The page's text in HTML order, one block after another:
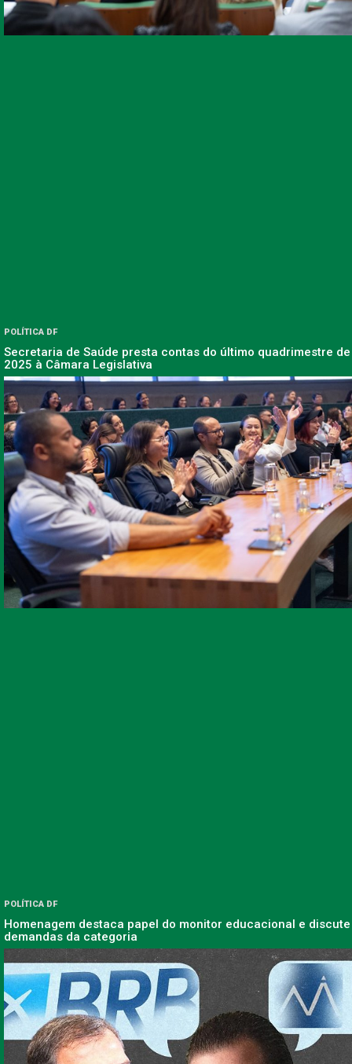
POLÍTICA DF
Secretaria de Saúde presta contas do último quadrimestre de
2025 à Câmara Legislativa
POLÍTICA DF
Homenagem destaca papel do monitor educacional e discute
demandas da categoria